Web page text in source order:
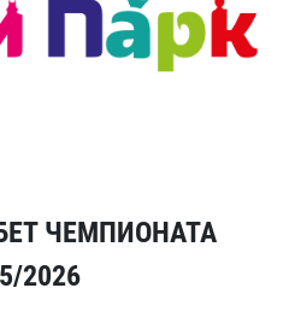
ЧЕМПИОНАТА
2026